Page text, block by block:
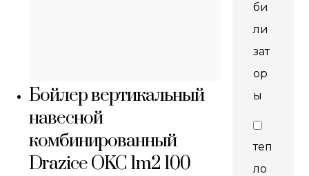
Бойлер вертикальный
навесной
комбинированный
Drazice OKC 1m2 100
би
ли
зат
ор
ы
теп
ло